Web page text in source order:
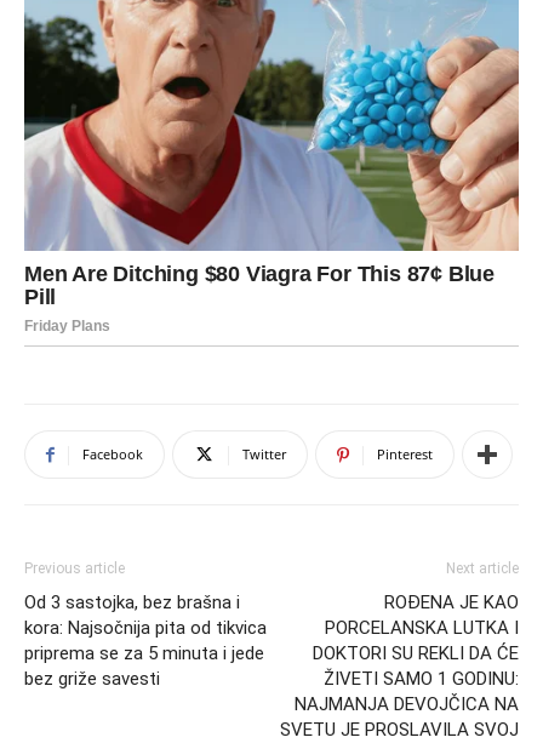
Facebook Twitter Pinterest
Previous article
Od 3 sastojka, bez brašna i
kora: Najsočnija pita od tikvica
priprema se za 5 minuta i jede
bez griže savesti
Next article
ROĐENA JE KAO
PORCELANSKA LUTKA I
DOKTORI SU REKLI DA ĆE
ŽIVETI SAMO 1 GODINU:
NAJMANJA DEVOJČICA NA
SVETU JE PROSLAVILA SVOJ